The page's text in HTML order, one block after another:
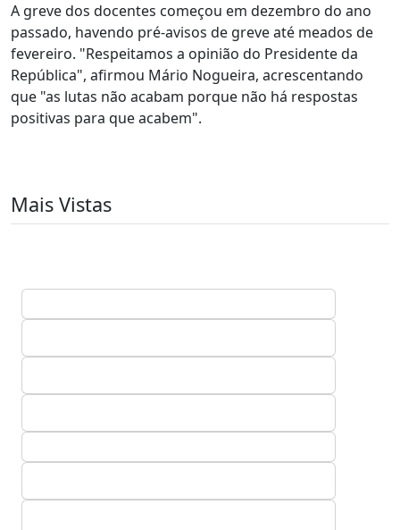
A greve dos docentes começou em dezembro do ano
passado, havendo pré-avisos de greve até meados de
fevereiro. "Respeitamos a opinião do Presidente da
República", afirmou Mário Nogueira, acrescentando
que "as lutas não acabam porque não há respostas
positivas para que acabem".
Mais Vistas